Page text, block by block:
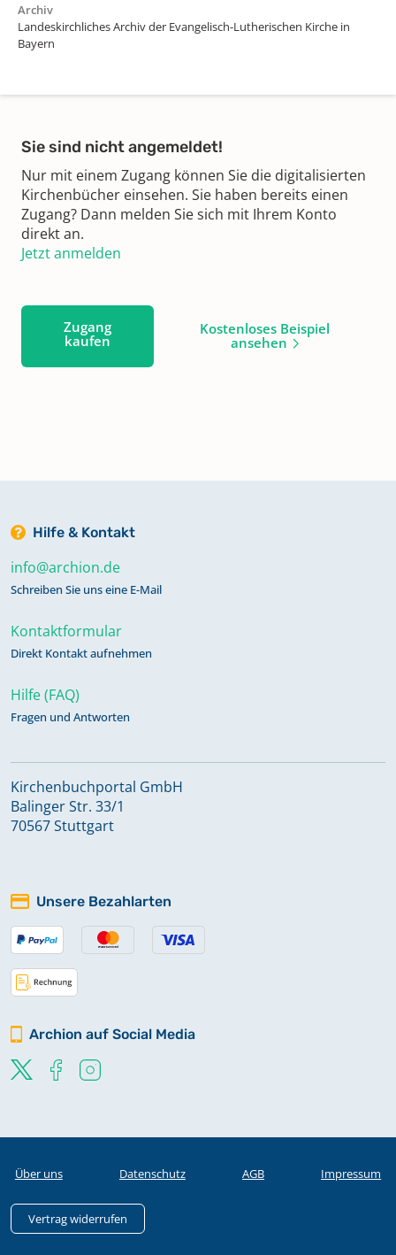
Archiv
Landeskirchliches Archiv der Evangelisch-Lutherischen Kirche in
Bayern
Sie sind nicht angemeldet!
Nur mit einem Zugang können Sie die digitalisierten
Kirchenbücher einsehen. Sie haben bereits einen
Zugang? Dann melden Sie sich mit Ihrem Konto
direkt an.
Jetzt anmelden
Zugang
kaufen
Kostenloses Beispiel
ansehen
Hilfe & Kontakt
info@archion.de
Schreiben Sie uns eine E-Mail
Kontaktformular
Direkt Kontakt aufnehmen
Hilfe (FAQ)
Fragen und Antworten
Kirchenbuchportal GmbH
Balinger Str. 33/1
70567 Stuttgart
Unsere Bezahlarten
Archion auf Social Media
Über uns Datenschutz AGB Impressum
Vertrag widerrufen